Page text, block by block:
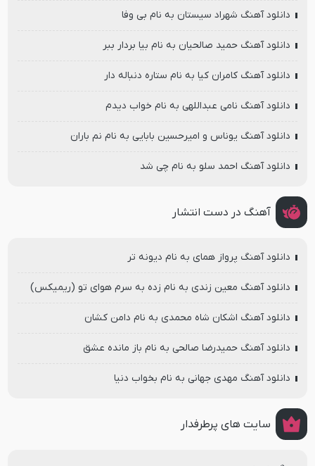
دانلود آهنگ شهراد سیستان به نام بی وفا
دانلود آهنگ حمید صالحیان به نام بیا بردار ببر
دانلود آهنگ کامران کیا به نام ستاره دنباله دار
دانلود آهنگ نامی عبداللهی به نام خواب دیدم
دانلود آهنگ یوناس و امیرحسین بابایی به نام نم باران
دانلود آهنگ احمد سلو به نام چی شد
آهنگ در دست انتشار
دانلود آهنگ پرواز همای به نام دیونه تر
دانلود آهنگ معین زندی به نام زده به سرم هوای تو (ریمیکس)
دانلود آهنگ اشکان شاه محمدی به نام دامن کشان
دانلود آهنگ حمیدرضا صالحی به نام باز مانده عشق
دانلود آهنگ مهدی جهانی به نام بخواب دنیا
سایت های پرطرفدار